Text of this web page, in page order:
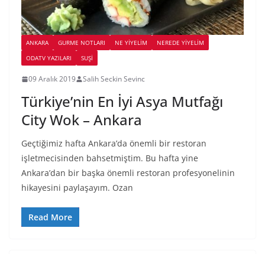
ANKARA GURME NOTLARI NE YİYELİM
NEREDE YİYELİM
ODATV YAZILARI
SUŞI
09 Aralık 2019 Salih Seckin Sevinc
Türkiye’nin En İyi Asya Mutfağı
City Wok – Ankara
Geçtiğimiz hafta Ankara’da önemli bir restoran
işletmecisinden bahsetmiştim. Bu hafta yine
Ankara’dan bir başka önemli restoran profesyonelinin
hikayesini paylaşayım. Ozan
Read More